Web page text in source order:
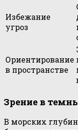
Избежание
угроз
Ориентирование
в пространстве
Зрение в
В морских